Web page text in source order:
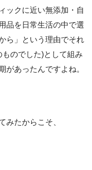
ックに近い無添加・自
品を日常生活の中で選
ら」という理由でそれ
のでした)として組み
があったんですよね。
みたからこそ、